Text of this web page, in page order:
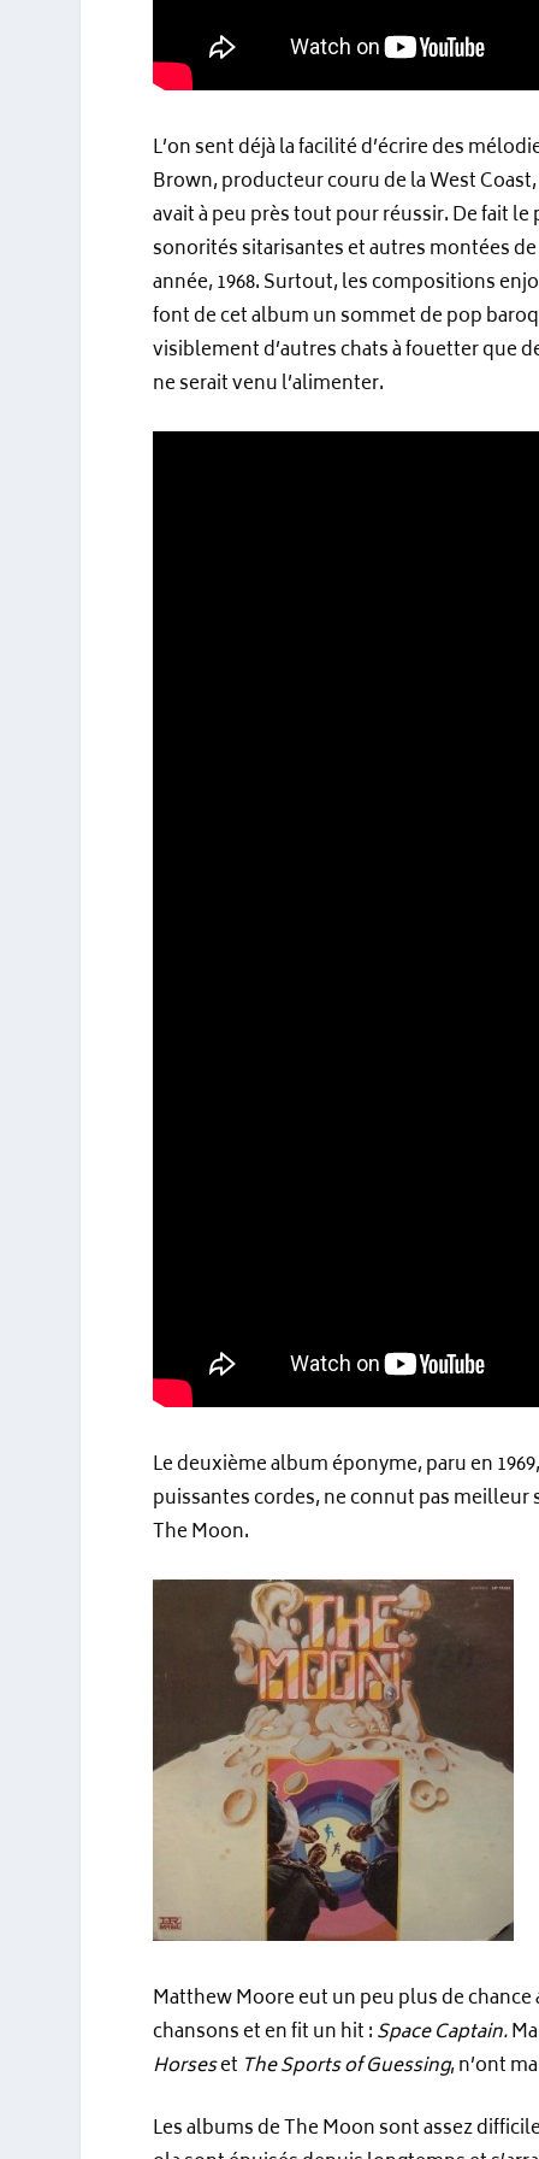
L’on sent déjà la facilité d’écrire des
Brown, producteur couru de la West
avait à peu près tout pour réussir. De fait
sonorités sitarisantes et autres montées
année, 1968. Surtout, les compositions
font de cet album un sommet de pop
visiblement d’autres chats à fouetter que
ne serait venu l’alimenter.
Le deuxième album éponyme, paru en
puissantes cordes, ne connut pas
The Moon.
Matthew Moore eut un peu plus de
chansons et en fit un hit :Space Captain.
Horseset The Sports of Guessing, n’ont
Les albums de The Moon sont assez